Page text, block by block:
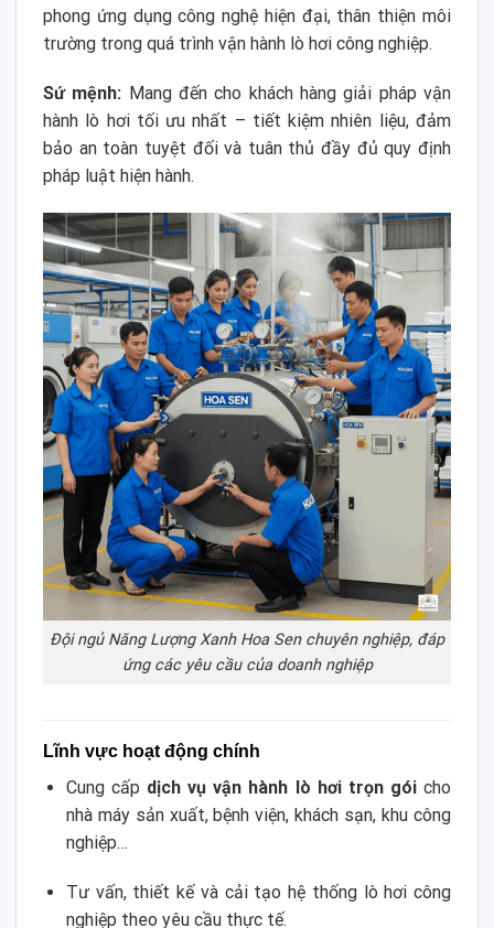
phong ứng dụng công nghệ hiện đại, thân thiện môi
trường trong quá trình vận hành lò hơi công nghiệp.
Sứ mệnh: Mang đến cho khách hàng giải pháp vận
hành lò hơi tối ưu nhất – tiết kiệm nhiên liệu, đảm
bảo an toàn tuyệt đối và tuân thủ đầy đủ quy định
pháp luật hiện hành.
Đội ngủ Năng Lượng Xanh Hoa Sen chuyên nghiệp, đáp
ứng các yêu cầu của doanh nghiệp
Lĩnh vực hoạt động chính
Cung cấp dịch vụ vận hành lò hơi trọn góicho
nhà máy sản xuất, bệnh viện, khách sạn, khu công
nghiệp…
Tư vấn, thiết kế và cải tạo hệ thống lò hơi công
nghiệp theo yêu cầu thực tế.